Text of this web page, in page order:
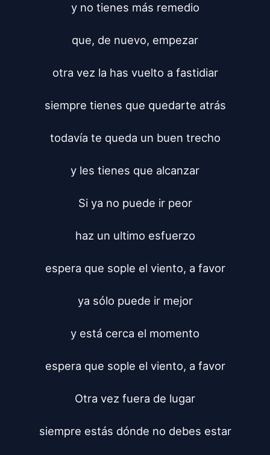
y no tienes más remedio
que, de nuevo, empezar
otra vez la has vuelto a fastidiar
siempre tienes que quedarte atrás
todavía te queda un buen trecho
y les tienes que alcanzar
Si ya no puede ir peor
haz un ultimo esfuerzo
espera que sople el viento, a favor
ya sólo puede ir mejor
y está cerca el momento
espera que sople el viento, a favor
Otra vez fuera de lugar
siempre estás dónde no debes estar